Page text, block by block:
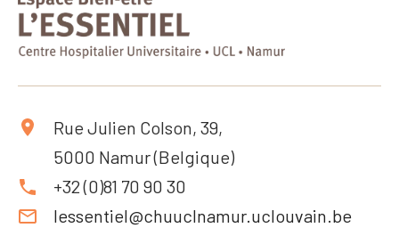
Rue Julien Colson, 39,
5000 Namur (Belgique)
+32 (0)81 70 90 30
lessentiel@chuuclnamur.uclouvain.be